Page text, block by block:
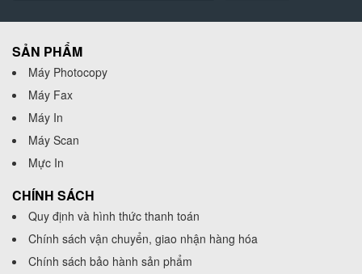
SẢN PHẨM
Máy Photocopy
Máy Fax
Máy In
Máy Scan
Mực In
CHÍNH SÁCH
Quy định và hình thức thanh toán
Chính sách vận chuyển, giao nhận hàng hóa
Chính sách bảo hành sản phẩm